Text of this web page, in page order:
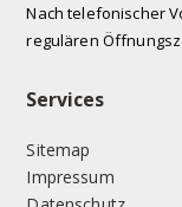
Nach telefonischer
regulären
Services
Sitemap
Impressum